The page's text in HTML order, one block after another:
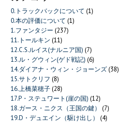
0.トラックバックについて (1)
0.本の評価について (1)
1.ファンタジー (237)
11.トールキン (11)
12.C.S.ルイス(ナルニア国) (7)
13.ル・グウィン(ゲド戦記) (6)
14.ダイアナ・ウィン・ジョーンズ(38)
15.サトクリフ (8)
16.上橋菜穂子(28)
17.P・ステュワート(崖の国) (12)
18.ガース・ニクス（王国の鍵）
(7)
19.D・デュエイン（駆け出し）
(4)